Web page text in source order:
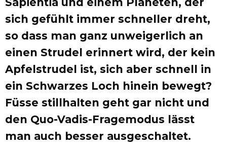
sich gefühlt immer schneller dreht,
so dass man ganz unweigerlich an
einen Strudel erinnert wird, der kein
Apfelstrudel ist, sich aber schnell in
ein Schwarzes Loch hinein bewegt?
Füsse stillhalten geht gar nicht und
den Quo-Vadis-Fragemodus lässt
man auch besser ausgeschaltet.